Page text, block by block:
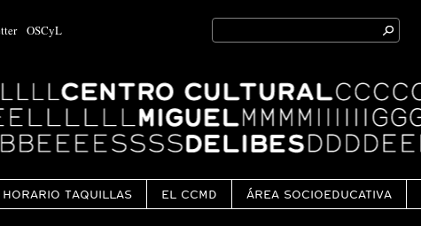
OSCyL
Search
for:
HORARIO TAQUILLAS EL CCMD ÁREA SOCIOEDUCATIVA